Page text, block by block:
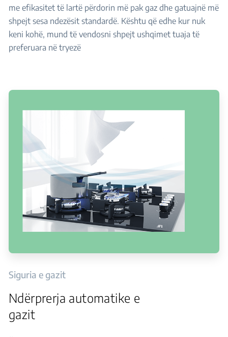
me efikasitet të lartë përdorin më pak gaz dhe gatuajnë më
shpejt sesa ndezësit standardë. Kështu që edhe kur nuk
keni kohë, mund të vendosni shpejt ushqimet tuaja të
preferuara në tryezë
Siguria e gazit
Ndërprerja automatike e
gazit